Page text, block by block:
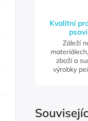
Kvalitní
Záleží
zboží a
výrobky